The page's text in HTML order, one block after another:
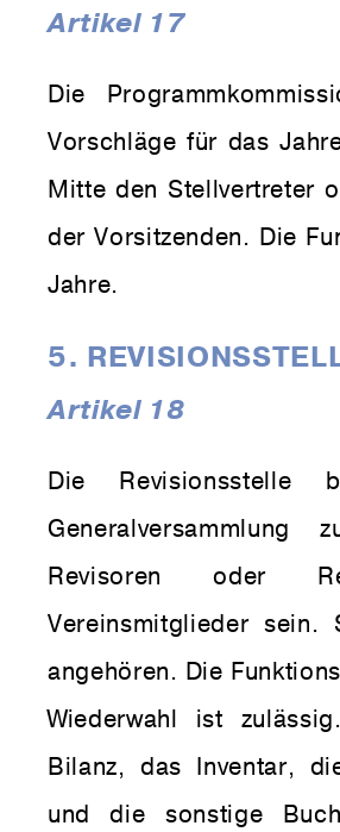
Artikel 17
Die
Vorschläge für das
Mitte den Stellvertreter
der Vorsitzenden. Die
Jahre.
5.
Artikel 18
Die
Revisoren oder
Vereinsmitglieder
angehören. Die
Wiederwahl ist
Bilanz, das Inventar,
und die sonstige